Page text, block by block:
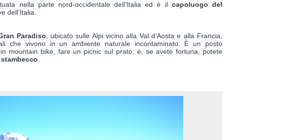
nella parte nord-occidentale dell’Italia ed è il capoluogo del
dell’Italia.
Paradiso , ubicato sulle Alpi vicino alla Val d’Aosta e alla Francia,
che vivono in un ambiente naturale incontaminato. È un posto
mountain bike, fare un picnic sul prato; e, se avete fortuna, potete